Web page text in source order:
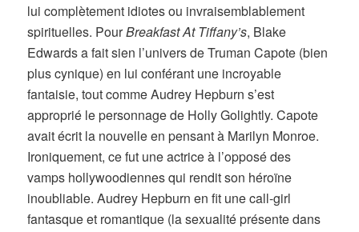
lui complètement idiotes ou invraisemblablement
spirituelles. PourBreakfast At Tiffany’s, Blake
Edwards a fait sien l’univers de Truman Capote (bien
plus cynique) en lui conférant une incroyable
fantaisie, tout comme Audrey Hepburn s’est
approprié le personnage de Holly Golightly. Capote
avait écrit la nouvelle en pensant à Marilyn Monroe.
Ironiquement, ce fut une actrice à l’opposé des
vamps hollywoodiennes qui rendit son héroïne
inoubliable. Audrey Hepburn en fit une call-girl
fantasque et romantique (la sexualité présente dans